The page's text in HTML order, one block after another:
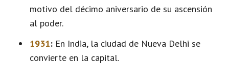
motivo del décimo aniversario de su ascensión
al poder.
1931: En India, la ciudad de Nueva Delhi se
convierte en la capital.